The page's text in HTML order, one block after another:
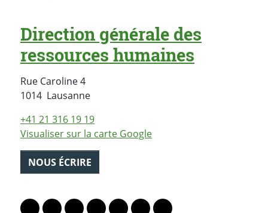
Direction générale des
ressources humaines
Rue Caroline 4
1014 LausanneSuisse
+41 21 316 19 19
Visualiser sur la carte Google
NOUS ÉCRIRE